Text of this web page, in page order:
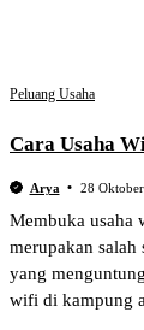
Peluang Usaha
Cara Usaha
Arya 28
Membuka usaha
merupakan salah
yang
wifi di kampung